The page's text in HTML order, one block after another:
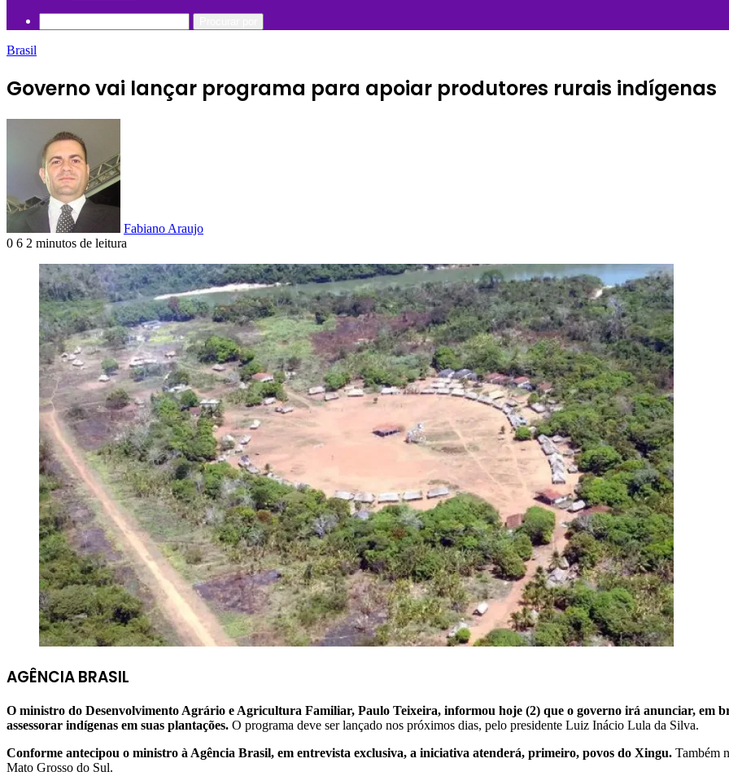
Brasil
Governo vai lançar programa para apoiar produtores rurais indígenas
Fabiano Araujo
0 6 2 minutos de leitura
AGÊNCIA BRASIL
O ministro do Desenvolvimento Agrário e Agricultura Familiar, Paulo Teixeira, informou hoje (2) que o governo irá anunciar, em
assessorar indígenas em suas plantações. O programa deve ser lançado nos próximos dias, pelo presidente Luiz Inácio Lula da Silva.
Conforme antecipou o ministro à Agência Brasil, em entrevista exclusiva, a iniciativa atenderá, primeiro, povos do Xingu. Também
Mato Grosso do Sul.